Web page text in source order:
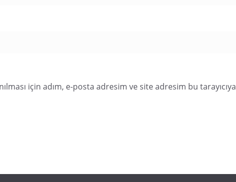
için adım, e-posta adresim ve site adresim bu tarayıcıya